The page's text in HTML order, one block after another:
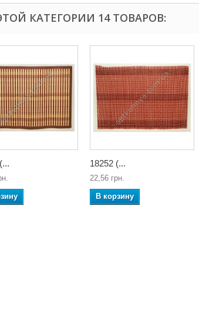
КАТЕГОРИИ 14 ТОВАРОВ:
18252 (...
22,56 грн.
В корзину